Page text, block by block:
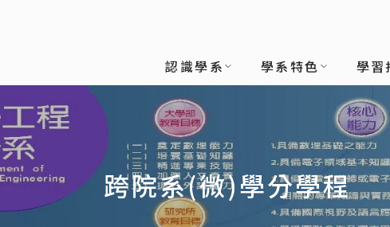
認識學系 學系特色 學習
跨院系(微)學分學程